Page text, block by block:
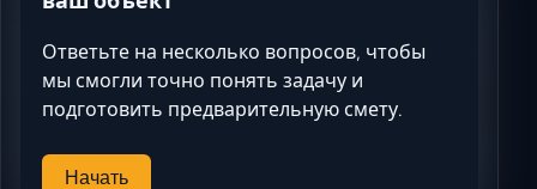
Ответьте на несколько вопросов, чтобы
мы смогли точно понять задачу и
подготовить предварительную смету.
Начать